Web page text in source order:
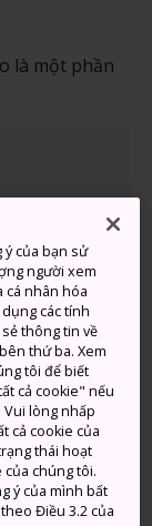
là một phần
địa cho
thiên
nhất Chiba
khu vực
ý của bạn sử
người xem
cá nhân hóa
các tính
thông tin về
thứ ba. Xem
tôi để biết
cả cookie" nếu
Vui lòng nhấp
cả cookie của
thái hoạt
chúng tôi.
ý của mình bất
Điều 3.2 của